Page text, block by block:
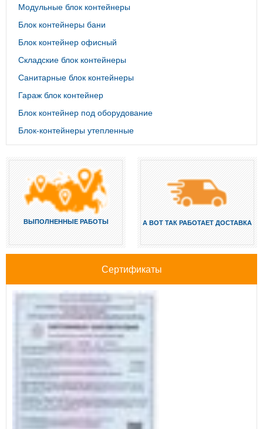
Модульные блок контейнеры
Блок контейнеры бани
Блок контейнер офисный
Складские блок контейнеры
Санитарные блок контейнеры
Гараж блок контейнер
Блок контейнер под оборудование
Блок-контейнеры утепленные
ВЫПОЛНЕННЫЕ РАБОТЫ А ВОТ ТАК РАБОТАЕТ ДОСТАВКА
Сертификаты